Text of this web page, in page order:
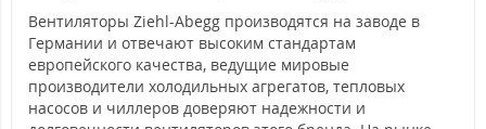
Вентиляторы Ziehl-Abegg производятся на заводе в
Германии и отвечают высоким стандартам
европейского качества, ведущие мировые
производители холодильных агрегатов, тепловых
насосов и чиллеров доверяют надежности и